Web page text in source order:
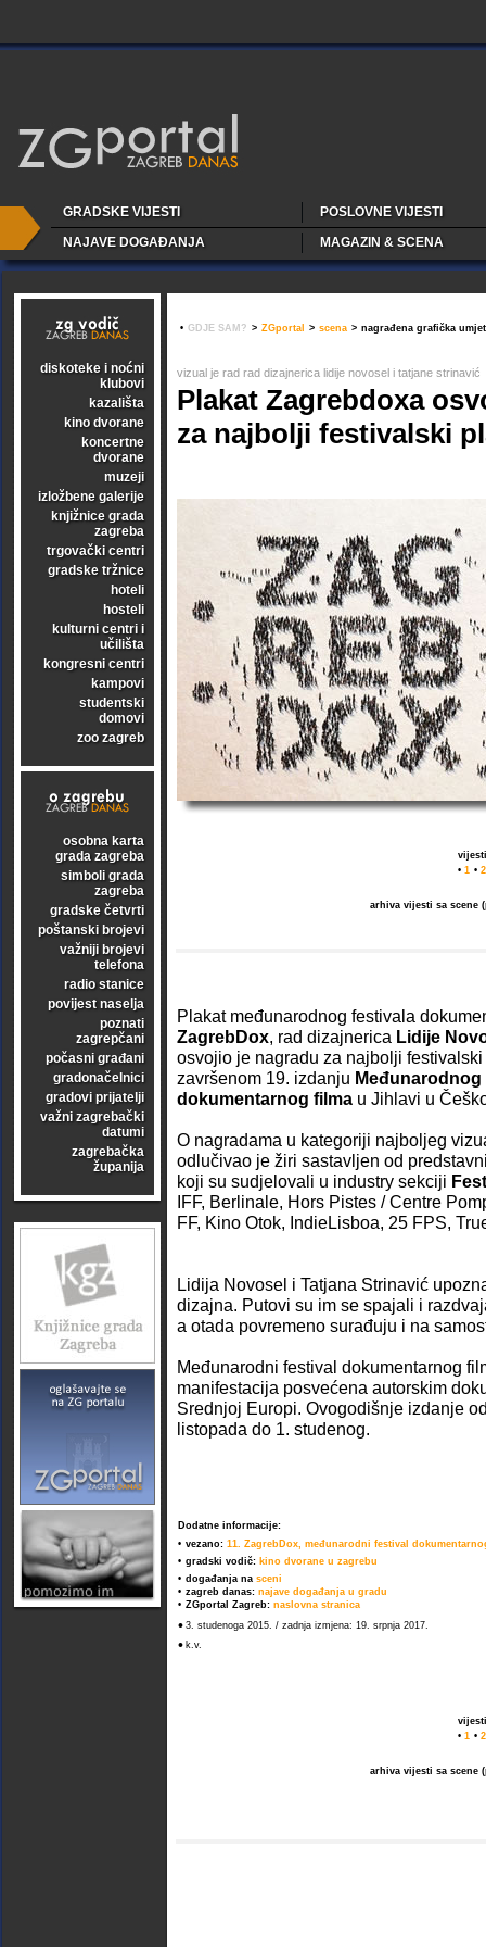
GRADSKE VIJESTI
POSLOVNE VIJESTI
NAJAVE DOGAĐANJA
MAGAZIN & SCENA
diskoteke i noćni
klubovi
kazališta
kino dvorane
koncertne
dvorane
muzeji
izložbene galerije
knjižnice grada
zagreba
trgovački centri
gradske tržnice
hoteli
hosteli
kulturni centri i
učilišta
kongresni centri
kampovi
studentski
domovi
zoo zagreb
osobna karta
grada zagreba
simboli grada
zagreba
gradske četvrti
poštanski brojevi
važniji brojevi
telefona
radio stanice
povijest naselja
poznati
zagrepčani
počasni građani
gradonačelnici
gradovi prijatelji
važni zagrebački
datumi
zagrebačka
županija
• GDJE SAM? > ZGportal > scena > nagrađena grafička
vizual je rad rad dizajnerica lidije novosel i tatjane strinavić
Plakat Zagrebdoxa
za najbolji festivalski
• 1 • 2
arhiva vijesti sa scene
Plakat međunarodnog festivala
ZagrebDox, rad dizajnerica Lidije
osvojio je nagradu za najbolji
završenom 19. izdanju Međunarodnog
dokumentarnog filma u Jihlavi u
O nagradama u kategoriji najboljeg
odlučivao je žiri sastavljen od
koji su sudjelovali u industry sekciji
IFF, Berlinale, Hors Pistes / Centre
FF, Kino Otok, IndieLisboa, 25 FPS,
Lidija Novosel i Tatjana Strinavić
dizajna. Putovi su im se spajali i
a otada povremeno surađuju i na
Međunarodni festival dokumentarnog
manifestacija posvećena autorskim
Srednjoj Europi. Ovogodišnje izdanje
listopada do 1. studenog.
Dodatne informacije:
• vezano: 11. ZagrebDox, međunarodni festival
• gradski vodič: kino dvorane u zagrebu
• događanja na sceni
• zagreb danas: najave događanja u gradu
• ZGportal Zagreb: naslovna stranica
• 3. studenoga 2015. / zadnja izmjena: 19. srpnja 2017.
• k.v.
• 1 • 2
arhiva vijesti sa scene